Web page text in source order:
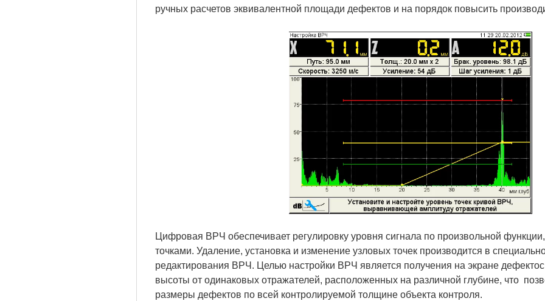
ручных расчетов эквивалентной площади дефектов и на порядок повысить
Цифровая ВРЧ обеспечивает регулировку уровня сигнала по произвольной
точками. Удаление, установка и изменение узловых точек производится в
редактирования ВРЧ. Целью настройки ВРЧ является получения на экране
высоты от одинаковых отражателей, расположенных на различной глубине, что
размеры дефектов по всей контролируемой толщине объекта контроля.